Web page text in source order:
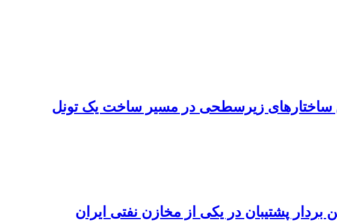
ساختارهای زیرسطحی در مسیر ساخت یک تونل
پشتیبان در یکی از مخازن نفتی ایران